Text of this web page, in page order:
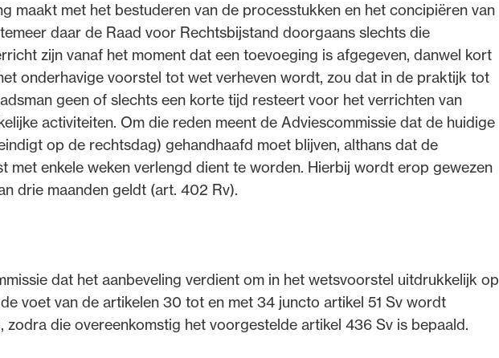
maakt met het bestuderen van de processtukken en het concipiëren van
daar de Raad voor Rechtsbijstand doorgaans slechts die
zijn vanaf het moment dat een toevoeging is afgegeven, danwel kort
onderhavige voorstel tot wet verheven wordt, zou dat in de praktijk tot
geen of slechts een korte tijd resteert voor het verrichten van
activiteiten. Om die reden meent de Adviescommissie dat de huidige
op de rechtsdag) gehandhaafd moet blijven, althans dat de
met enkele weken verlengd dient te worden. Hierbij wordt erop gewezen
drie maanden geldt (art. 402 Rv).
dat het aanbeveling verdient om in het wetsvoorstel uitdrukkelijk op
voet van de artikelen 30 tot en met 34 juncto artikel 51 Sv wordt
die overeenkomstig het voorgestelde artikel 436 Sv is bepaald.